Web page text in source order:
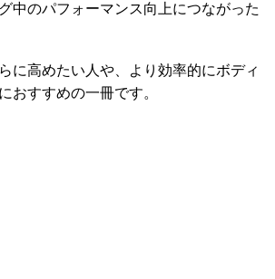
中のパフォーマンス向上につながった
に高めたい人や、より効率的にボディ
おすすめの一冊です。